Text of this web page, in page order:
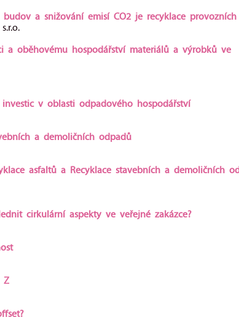
a snižování emisí CO2 je recyklace
a oběhovému hospodářství materiálů a výrobků ve
v oblasti odpadového hospodářství
a demoličních odpadů
asfaltů a Recyklace stavebních a demoličních
cirkulární aspekty ve veřejné zakázce?
Z